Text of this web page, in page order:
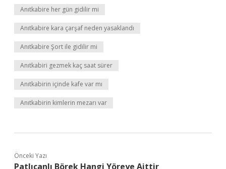
Anıtkabire her gün gidilir mi
Anıtkabire kara çarşaf neden yasaklandı
Anıtkabire Şort ile gidilir mi
Anıtkabiri gezmek kaç saat sürer
Anıtkabirin içinde kafe var mı
Anıtkabirin kimlerin mezarı var
Önceki Yazı
Patlıcanlı Börek Hangi Yöreye Aittir